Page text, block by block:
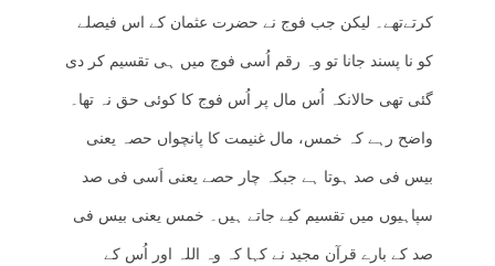
کرتےتھے۔ لیکن جب فوج نے حضرت عثمان کے اس فیصلے
کو نا پسند جانا تو وہ رقم اُسی فوج میں ہی تقسیم کر دی
گئی تھی حالانکہ اُس مال پر اُس فوج کا کوئی حق نہ تھا۔
واضح رہے کہ خمس، مال غنیمت کا پانچواں حصہ یعنی
بیس فی صد ہوتا ہے جبکہ چار حصے یعنی اَسی فی صد
سپاہیوں میں تقسیم کیے جاتے ہیں۔ خمس یعنی بیس فی
صد کے بارے قرآن مجید نے کہا کہ وہ اللہ اور اُس کے